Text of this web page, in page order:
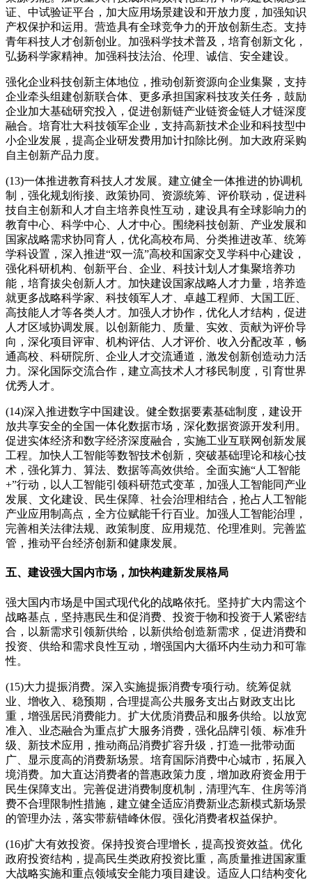
证、中试验证平台，加大应用场景建设和开放力度，加强知识
产权保护和运用。营造具有全球竞争力的开放创新生态。支持
青年科技人才创新创业。加强科学技术普及，培育创新文化，
弘扬科学家精神。加强科技法治、伦理、诚信、安全建设。
强化企业科技创新主体地位，推动创新资源向企业集聚，支持
企业牵头组建创新联合体、更多承担国家科技攻关任务，鼓励
企业加大基础研究投入，促进创新链产业链资金链人才链深度
融合。培育壮大科技领军企业，支持高新技术企业和科技型中
小企业发展，提高企业研发费用加计扣除比例。加大政府采购
自主创新产品力度。
(13)一体推进教育科技人才发展。建立健全一体推进的协调机
制，强化规划衔接、政策协同、资源统筹、评价联动，促进科
技自主创新和人才自主培养良性互动，建设具有全球影响力的
教育中心、科学中心、人才中心。围绕科技创新、产业发展和
国家战略需求协同育人，优化高校布局、分类推进改革、统筹
学科设置，深入推进“双一流”高校和国家交叉学科中心建设，
强化科研机构、创新平台、企业、科技计划人才集聚培养功
能，培育拔尖创新人才。加快建设国家战略人才力量，培养造
就更多战略科学家、科技领军人才、卓越工程师、大国工匠、
高技能人才等各类人才。加强人才协作，优化人才结构，促进
人才区域协调发展。以创新能力、质量、实效、贡献为评价导
向，深化项目评审、机构评估、人才评价、收入分配改革，畅
通高校、科研院所、企业人才交流通道，激发创新创造动力活
力。深化国际交流合作，建立高技术人才移民制度，引育世界
优秀人才。
(14)深入推进数字中国建设。健全数据要素基础制度，建设开
放共享安全的全国一体化数据市场，深化数据资源开发利用。
促进实体经济和数字经济深度融合，实施工业互联网创新发展
工程。加快人工智能等数智技术创新，突破基础理论和核心技
术，强化算力、算法、数据等高效供给。全面实施“人工智能
+”行动，以人工智能引领科研范式变革，加强人工智能同产业
发展、文化建设、民生保障、社会治理相结合，抢占人工智能
产业应用制高点，全方位赋能千行百业。加强人工智能治理，
完善相关法律法规、政策制度、应用规范、伦理准则。完善监
管，推动平台经济创新和健康发展。
五、建设强大国内市场，加快构建新发展格局
强大国内市场是中国式现代化的战略依托。坚持扩大内需这个
战略基点，坚持惠民生和促消费、投资于物和投资于人紧密结
合，以新需求引领新供给，以新供给创造新需求，促进消费和
投资、供给和需求良性互动，增强国内大循环内生动力和可靠
性。
(15)大力提振消费。深入实施提振消费专项行动。统筹促就
业、增收入、稳预期，合理提高公共服务支出占财政支出比
重，增强居民消费能力。扩大优质消费品和服务供给。以放宽
准入、业态融合为重点扩大服务消费，强化品牌引领、标准升
级、新技术应用，推动商品消费扩容升级，打造一批带动面
广、显示度高的消费新场景。培育国际消费中心城市，拓展入
境消费。加大直达消费者的普惠政策力度，增加政府资金用于
民生保障支出。完善促进消费制度机制，清理汽车、住房等消
费不合理限制性措施，建立健全适应消费新业态新模式新场景
的管理办法，落实带薪错峰休假。强化消费者权益保护。
(16)扩大有效投资。保持投资合理增长，提高投资效益。优化
政府投资结构，提高民生类政府投资比重，高质量推进国家重
大战略实施和重点领域安全能力项目建设。适应人口结构变化